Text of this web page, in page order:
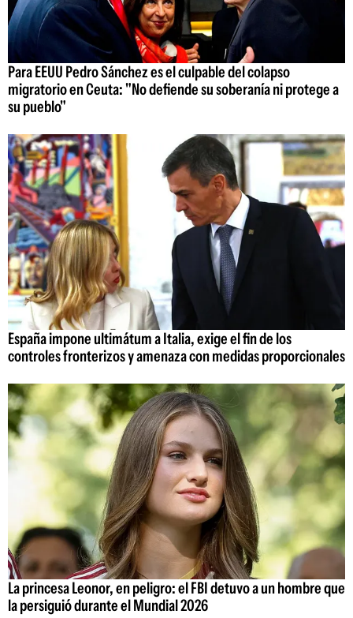
Para EEUU Pedro Sánchez es el culpable del colapso
migratorio en Ceuta: "No defiende su soberanía ni protege a
su pueblo"
España impone ultimátum a Italia, exige el fin de los
controles fronterizos y amenaza con medidas proporcionales
La princesa Leonor, en peligro: el FBI detuvo a un hombre que
la persiguió durante el Mundial 2026